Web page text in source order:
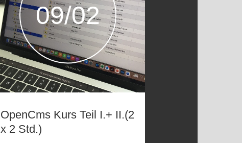
09/02
OpenCms Kurs Teil I.+ II.(2
x 2 Std.)